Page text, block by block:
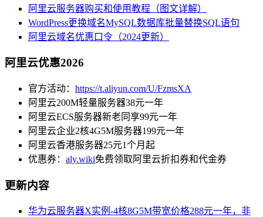
阿里云服务器购买和使用教程（图文详解）
WordPress更换域名MySQL数据库批量替换SQL语句
阿里云域名优惠口令（2024更新）
阿里云优惠2026
官方活动： https://t.aliyun.com/U/FzmsXA
阿里云200M轻量服务器38元一年
阿里云ECS服务器新老同享99元一年
阿里云企业2核4G5M服务器199元一年
阿里云香港服务器25元1个月起
优惠券： aly.wiki免费领取阿里云折扣券和代金券
更新内容
华为云服务器X实例-4核8G5M带宽价格288元一年，非